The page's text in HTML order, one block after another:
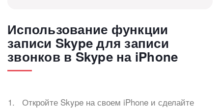
Использование функции
записи Skype для записи
звонков в Skype на iPhone
Откройте Skype на своем iPhone и сделайте